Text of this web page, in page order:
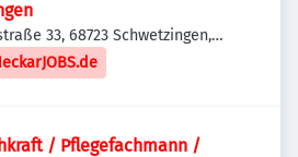
33, 68723 Schwetzingen,
/ Pflegefachmann /